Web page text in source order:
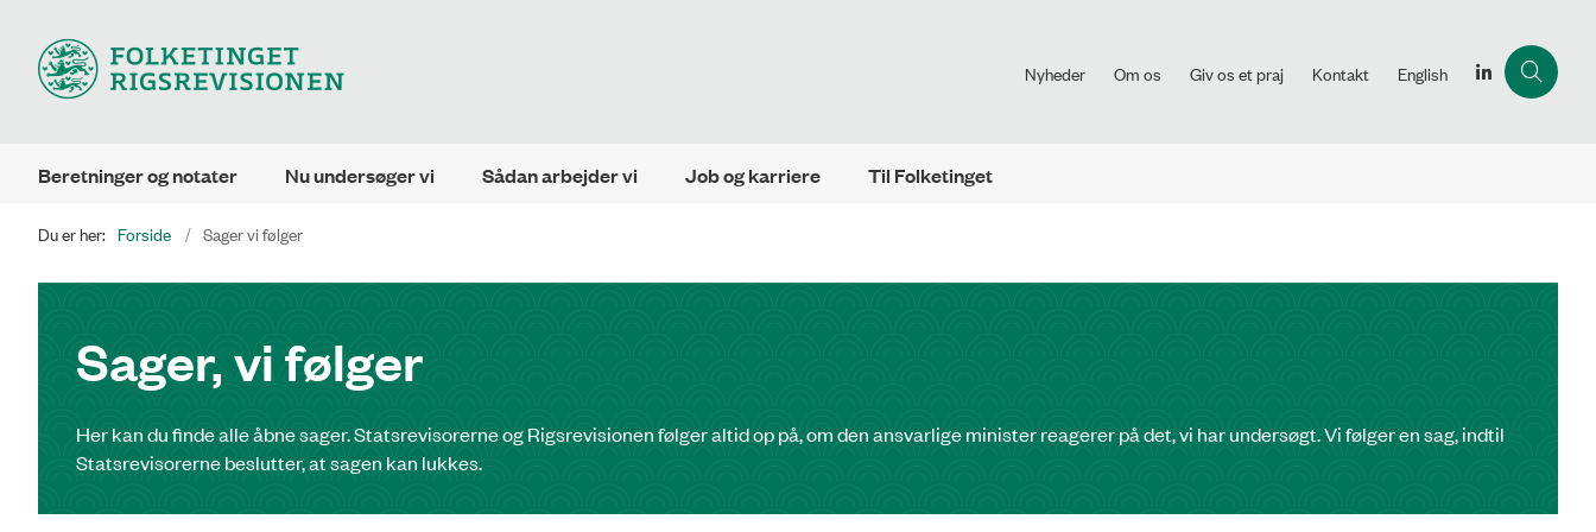
Nyheder Om os Giv os et praj Kontakt English
Beretninger og notater Nu undersøger vi Sådan arbejder vi Job og karriere Til Folketinget
Du er her: Forside Sager vi følger
Sager, vi følger
Her kan du finde alle åbne sager. Statsrevisorerne og Rigsrevisionen følger altid op på, om den ansvarlige minister reagerer på det, vi har undersøgt. Vi følger en sag, indtil
Statsrevisorerne beslutter, at sagen kan lukkes.